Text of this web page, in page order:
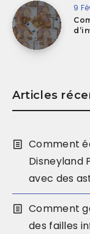
9
Articles
Comment
Disneyland
avec des
Comment
des failles